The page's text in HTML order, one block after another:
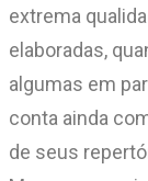
extrema
elaboradas,
algumas em
conta ainda
de seus